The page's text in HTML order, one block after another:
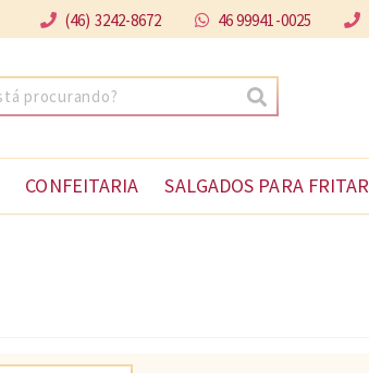
(46) 3242-8672 46 99941-0025
CONFEITARIA SALGADOS PARA FRITAR